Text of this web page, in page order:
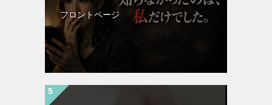
フロントページ